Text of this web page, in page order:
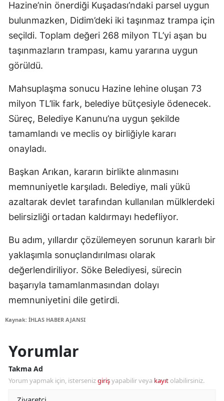
Hazine’nin önerdiği Kuşadası’ndaki parsel uygun
bulunmazken, Didim’deki iki taşınmaz trampa için
seçildi. Toplam değeri 268 milyon TL’yi aşan bu
taşınmazların trampası, kamu yararına uygun
görüldü.
Mahsuplaşma sonucu Hazine lehine oluşan 73
milyon TL’lik fark, belediye bütçesiyle ödenecek.
Süreç, Belediye Kanunu’na uygun şekilde
tamamlandı ve meclis oy birliğiyle kararı
onayladı.
Başkan Arıkan, kararın birlikte alınmasını
memnuniyetle karşıladı. Belediye, mali yükü
azaltarak devlet tarafından kullanılan mülklerdeki
belirsizliği ortadan kaldırmayı hedefliyor.
Bu adım, yıllardır çözülemeyen sorunun kararlı bir
yaklaşımla sonuçlandırılması olarak
değerlendiriliyor. Söke Belediyesi, sürecin
başarıyla tamamlanmasından dolayı
memnuniyetini dile getirdi.
Kaynak: İHLAS HABER AJANSI
Yorumlar
Takma Ad
Yorum yapmak için, istersenizgirişyapabilir veya kayıt olabilirsiniz.